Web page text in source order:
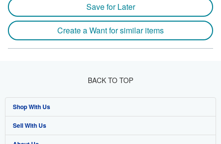
Save for Later
Create a Want for similar items
BACK TO TOP
Shop With Us
Advanced Search
Sell With Us